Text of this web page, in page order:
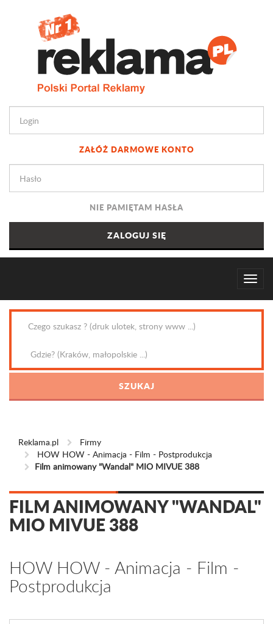
ZAŁÓŻ DARMOWE KONTO
NIE PAMIĘTAM HASŁA
Reklama.pl
Firmy
HOW HOW - Animacja - Film - Postprodukcja
Film animowany "Wandal" MIO MIVUE 388
FILM ANIMOWANY "WANDAL"
MIO MIVUE 388
HOW HOW - Animacja - Film -
Postprodukcja